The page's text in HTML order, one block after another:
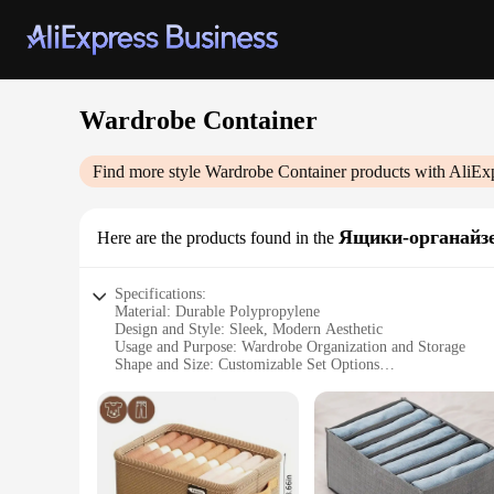
Wardrobe Container
Find more style Wardrobe Containerproducts with
Here are the products found in the Ящики-
Specifications:
Material: Durable Polypropylene
Design and Style: Sleek, Modern Aesthetic
Usage and Purpose: Wardrobe Organization and Storage
Shape and Size: Customizable Set Options
Parts and Accessories: Comes with Multiple Compartments
Features:
**Optimized Wardrobe Organization**
The Wardrobe Container is an essential addition to any
seamlessly with any wardrobe, offering a stylish upgrade